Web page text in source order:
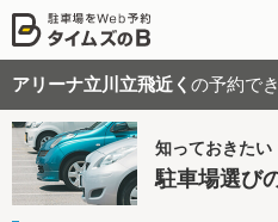
アリーナ立川立飛近く の予約で
知っておきたい
駐車場選び